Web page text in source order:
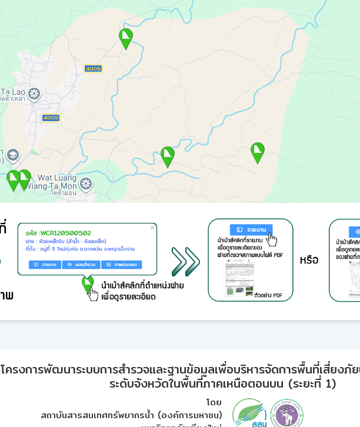
โครงการพัฒนาระบบการสำรวจและฐานข้อมูลเพื่อบริหารจัดการพื้นที่เสี่ยงภั
ระดับจังหวัดในพื้นที่ภาคเหนือตอนบน (ระยะที่ 1)
โดย
สถาบันสารสนเทศทรัพยากรน้ำ (องค์การมหาชน)